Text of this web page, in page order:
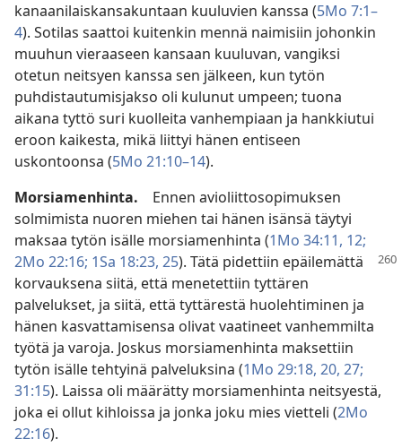
kanaanilaiskansakuntaan kuuluvien kanssa (5Mo 7:1–
4). Sotilas saattoi kuitenkin mennä naimisiin johonkin
muuhun vieraaseen kansaan kuuluvan, vangiksi
otetun neitsyen kanssa sen jälkeen, kun tytön
puhdistautumisjakso oli kulunut umpeen; tuona
aikana tyttö suri kuolleita vanhempiaan ja hankkiutui
eroon kaikesta, mikä liittyi hänen entiseen
uskontoonsa (5Mo 21:10–14).
Morsiamenhinta. Ennen avioliittosopimuksen
solmimista nuoren miehen tai hänen isänsä täytyi
maksaa tytön isälle morsiamenhinta (1Mo 34:11, 12;
2Mo 22:16; 1Sa 18:23, 25). Tätä pidettiin epäilemättä
korvauksena siitä, että menetettiin tyttären
palvelukset, ja siitä, että tyttärestä huolehtiminen ja
hänen kasvattamisensa olivat vaatineet vanhemmilta
työtä ja varoja. Joskus morsiamenhinta maksettiin
tytön isälle tehtyinä palveluksina (1Mo 29:18, 20, 27;
31:15). Laissa oli määrätty morsiamenhinta neitsyestä,
joka ei ollut kihloissa ja jonka joku mies vietteli (2Mo
22:16).